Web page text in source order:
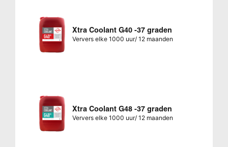
Xtra Coolant G40 -37 graden
Ververs elke 1000 uur/ 12 maanden
Xtra Coolant G48 -37 graden
Ververs elke 1000 uur/ 12 maanden